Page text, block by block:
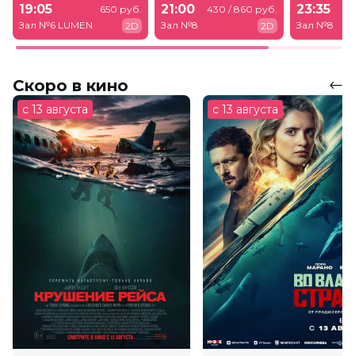
19:05
Зал №6 LUMEN
650 руб.
2D
21:00
Зал №8
430 / 860 руб.
2D
23:35
Зал №8
Скоро в кино
с 13 августа с 13 августа